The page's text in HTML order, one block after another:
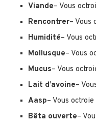
Viande– Vous
Rencontrer– Vous
Humidité– Vous
Mollusque– Vous
Mucus– Vous
Lait d’avoine–
Aasp– Vous
Bêta ouverte–